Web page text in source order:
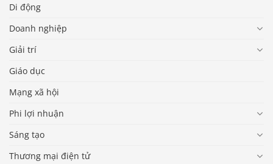
Di động
Doanh nghiệp
Giải trí
Giáo dục
Mạng xã hội
Phi lợi nhuận
Sáng tạo
Thương mại điện tử